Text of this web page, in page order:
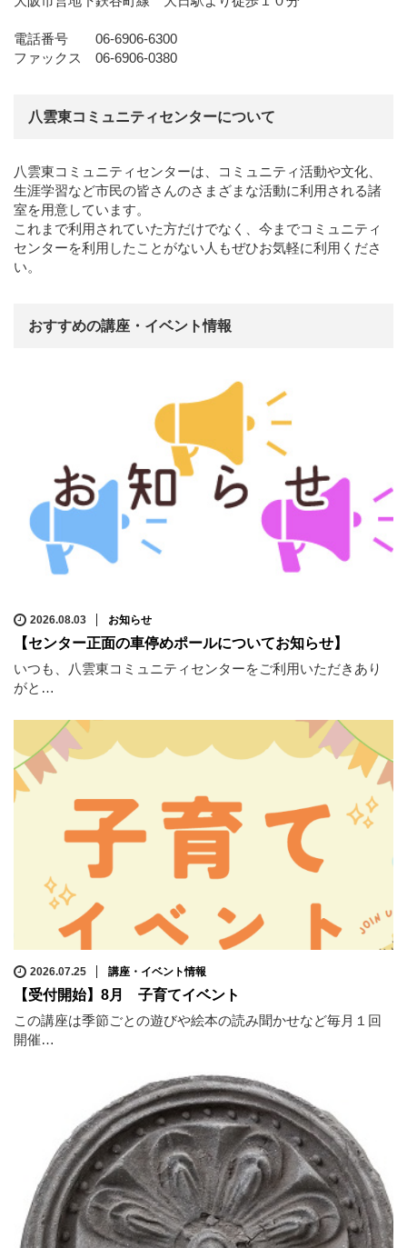
電話番号 06-6906-6300
ファックス 06-6906-0380
八雲東コミュニティセンターについて
八雲東コミュニティセンターは、コミュニティ活動や文化、
生涯学習など市民の皆さんのさまざまな活動に利用される諸
室を用意しています。
これまで利用されていた方だけでなく、今までコミュニティ
センターを利用したことがない人もぜひお気軽に利用くださ
い。
おすすめの講座・イベント情報
2026.08.03 お知らせ
【センター正面の車停めポールについてお知らせ】
いつも、八雲東コミュニティセンターをご利用いただきあり
がと…
2026.07.25 講座・イベント情報
【受付開始】8月 子育てイベント
この講座は季節ごとの遊びや絵本の読み聞かせなど毎月１回
開催…